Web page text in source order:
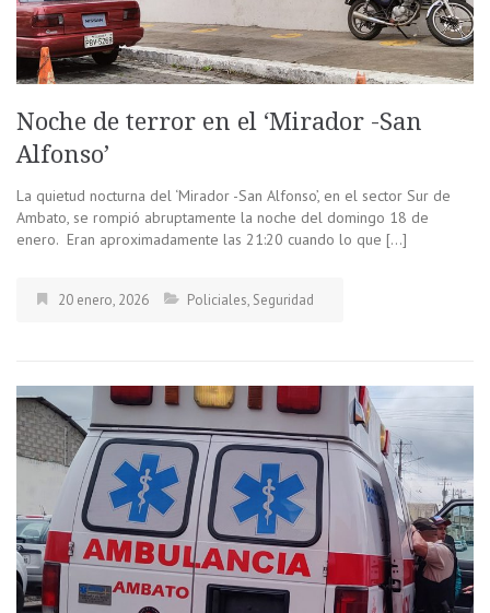
Noche de terror en el ‘Mirador -San
Alfonso’
La quietud nocturna del ‘Mirador -San Alfonso’, en el sector Sur de
Ambato, se rompió abruptamente la noche del domingo 18 de
enero. Eran aproximadamente las 21:20 cuando lo que […]
20 enero, 2026 Policiales, Seguridad